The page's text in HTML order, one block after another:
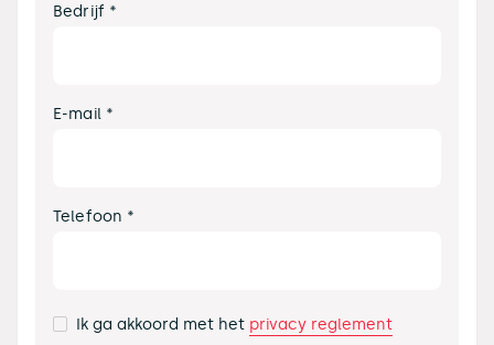
Bedrijf *
E-mail *
Telefoon *
Ik ga akkoord met het privacy reglement